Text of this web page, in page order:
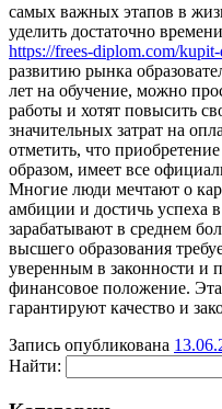
самых важных этапов в
уделить достаточно
https://frees-diplom.com/
развитию рынка
лет на обучение, можно
работы и хотят повысить
значительных затрат на
отметить, что
образом, имеет все
Многие люди мечтают о
амбиции и достичь успеха
зарабатывают в среднем
высшего образования
уверенным в законности и
финансовое положение.
гарантируют качество и
Запись опубликована
Найти: